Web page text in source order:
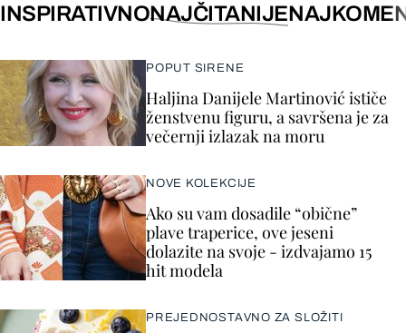
INSPIRATIVNONAJČITANIJE
POPUT SIRENE
Haljina Danijele Martinović ističe
ženstvenu figuru, a savršena je za
večernji izlazak na moru
NOVE KOLEKCIJE
Ako su vam dosadile “obične”
plave traperice, ove jeseni
dolazite na svoje - izdvajamo 15
hit modela
PREJEDNOSTAVNO ZA SLOŽITI